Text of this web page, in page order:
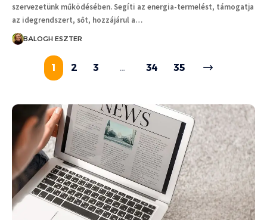
szervezetünk működésében. Segíti az energia-termelést, támogatja
az idegrendszert, sőt, hozzájárul a…
BALOGH ESZTER
1 2 3 … 34 35